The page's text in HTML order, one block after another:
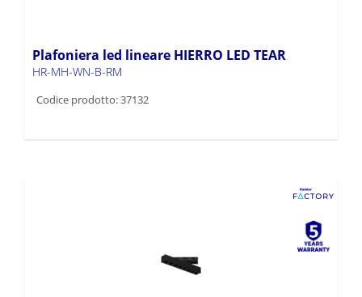
Plafoniera led lineare HIERRO LED TEAR
HR-MH-WN-B-RM
Codice prodotto: 37132